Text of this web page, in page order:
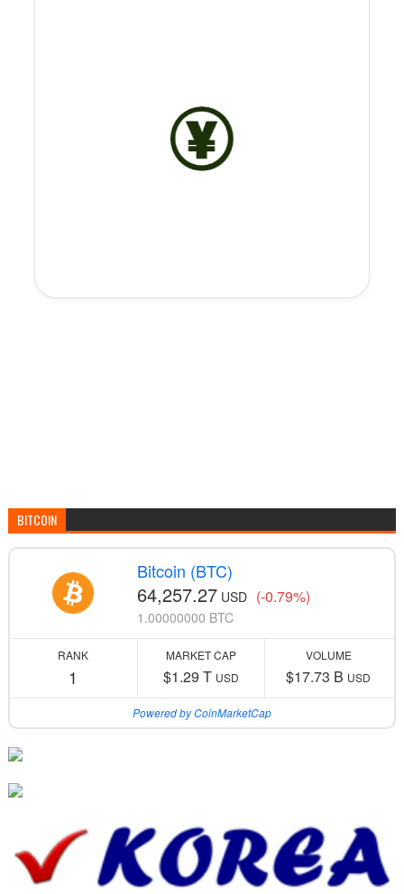
BITCOIN
Bitcoin (BTC)
64,257.27 USD (-0.79%)
1.00000000 BTC
RANK
1
MARKET CAP
$1.29 T USD
VOLUME
$17.73 B USD
Powered by CoinMarketCap